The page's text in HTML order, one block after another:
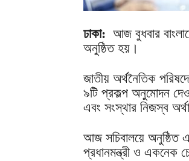
ঢাকা: আজ বুধবার
অনুষ্ঠিত হয়।
জাতীয় অর্থনৈতিক
৯টি প্রকল্প অনুমোদন
এবং সংস্থার নিজস্ব
আজ সচিবালয়ে অনুষ্ঠিত
প্রধানমন্ত্রী ও একনেক